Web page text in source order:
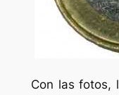
Con las fotos,